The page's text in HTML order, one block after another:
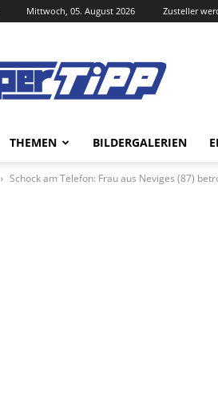
Mittwoch, 05. August 2026 Zusteller
Tipp
Online
THEMEN BILDERGALERIEN
Schock am Telefon: Frau aus Neviges (87)